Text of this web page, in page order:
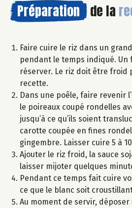
Préparation de la
Faire cuire le riz dans un
pendant le temps indiqué. Un
réserver. Le riz doit être froid
recette.
Dans une poêle, faire revenir
le poireaux coupé rondelles
jusqu’à ce qu’ils soient
carotte coupée en fines
gingembre. Laisser cuire 5 à
Ajouter le riz froid, la sauce
laisser mijoter quelques
Pendant ce temps fait cuire
ce que le blanc soit
Au moment de servir, déposer